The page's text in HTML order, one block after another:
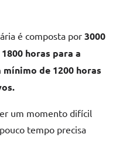
é composta por3000
horas para a
mínimo de 1200 horas
um momento difícil
tempo precisa